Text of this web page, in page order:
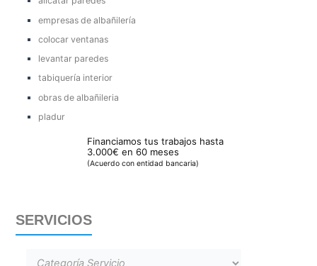
empresas de albañilería
colocar ventanas
levantar paredes
tabiquería interior
obras de albañileria
pladur
Financiamos tus trabajos hasta
3.000€ en 60 meses
(Acuerdo con entidad bancaria)
SERVICIOS